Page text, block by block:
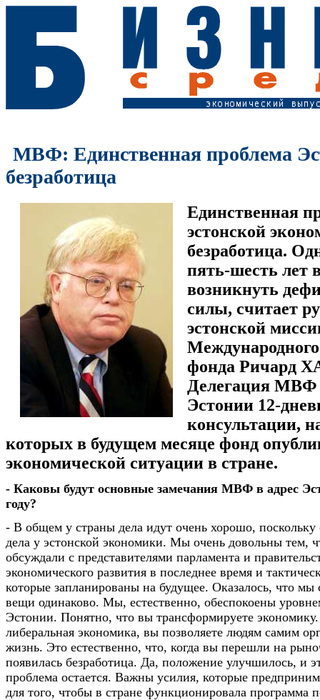
МВФ: Единственная проблема
безработица
Единственная
эстонской
безработица.
пять-шесть лет
возникнуть
силы, считает
эстонской
фонда Ричард
Делегация МВФ
Эстонии 12-
консультации,
которых в будущем месяце фонд
экономической ситуации в стране.
- Каковы будут основные замечания МВФ в адрес
году?
- В общем у страны дела идут очень хорошо,
дела у эстонской экономики. Мы очень довольны тем,
обсуждали с представителями парламента и
экономического развития в последнее время и
которые запланированы на будущее. Оказалось, что мы
вещи одинаково. Мы, естественно, обеспокоены
Эстонии. Понятно, что вы трансформируете
либеральная экономика, вы позволяете людям самим
жизнь. Это естественно, что, когда вы перешли на
появилась безработица. Да, положение улучшилось, и
проблема остается. Важны усилия, которые
для того, чтобы в стране функционировала программа